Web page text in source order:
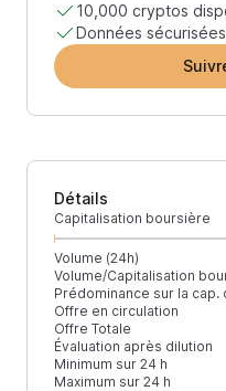
10,000 cryptos
Données
Détails
Capitalisation boursière
Volume (24h)
Volume/Capitalisation
Prédominance sur la cap.
Offre en circulation
Offre Totale
Évaluation après dilution
Minimum sur 24 h
Maximum sur 24 h